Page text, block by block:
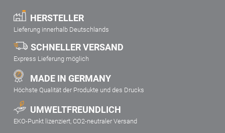
HERSTELLER
Lieferung innerhalb Deutschlands
SCHNELLER VERSAND
Express Lieferung möglich
MADE IN GERMANY
Höchste Qualität der Produkte und des Drucks
UMWELTFREUNDLICH
EKO-Punkt lizenziert, CO2-neutraler Versand